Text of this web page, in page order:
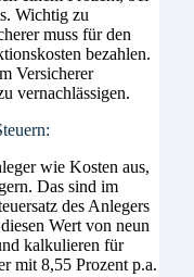
Wichtig zu
muss für den
bezahlen.
Versicherer
vernachlässigen.
wie Kosten aus,
Das sind im
des Anlegers
Wert von neun
kalkulieren für
mit 8,55 Prozent p.a.